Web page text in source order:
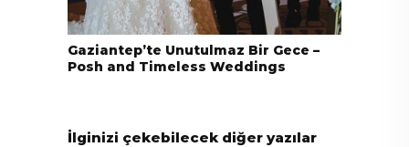
Gaziantep’te Unutulmaz Bir Gece –
Posh and Timeless Weddings
İlginizi çekebilecek diğer yazılar